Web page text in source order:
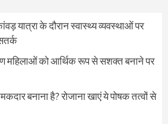
यात्रा के दौरान स्वास्थ्य व्यवस्थाओं पर
महिलाओं को आर्थिक रूप से सशक्त बनाने पर
बनाना है? रोजाना खाएं ये पोषक तत्वों से